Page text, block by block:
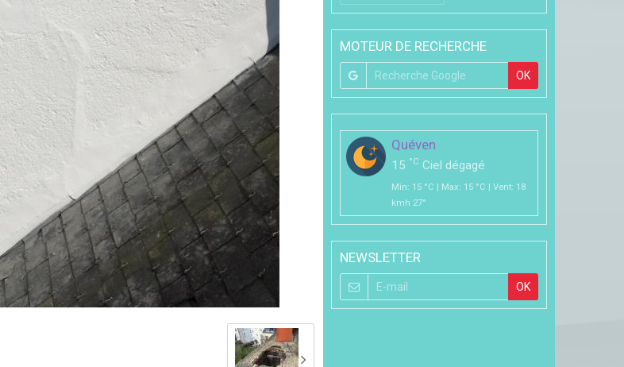
MOTEUR DE RECHERCHE
OK
Quéven
15 °C Ciel dégagé
Min: 15 °C | Max: 15 °C | Vent: 18
kmh 27°
NEWSLETTER
OK